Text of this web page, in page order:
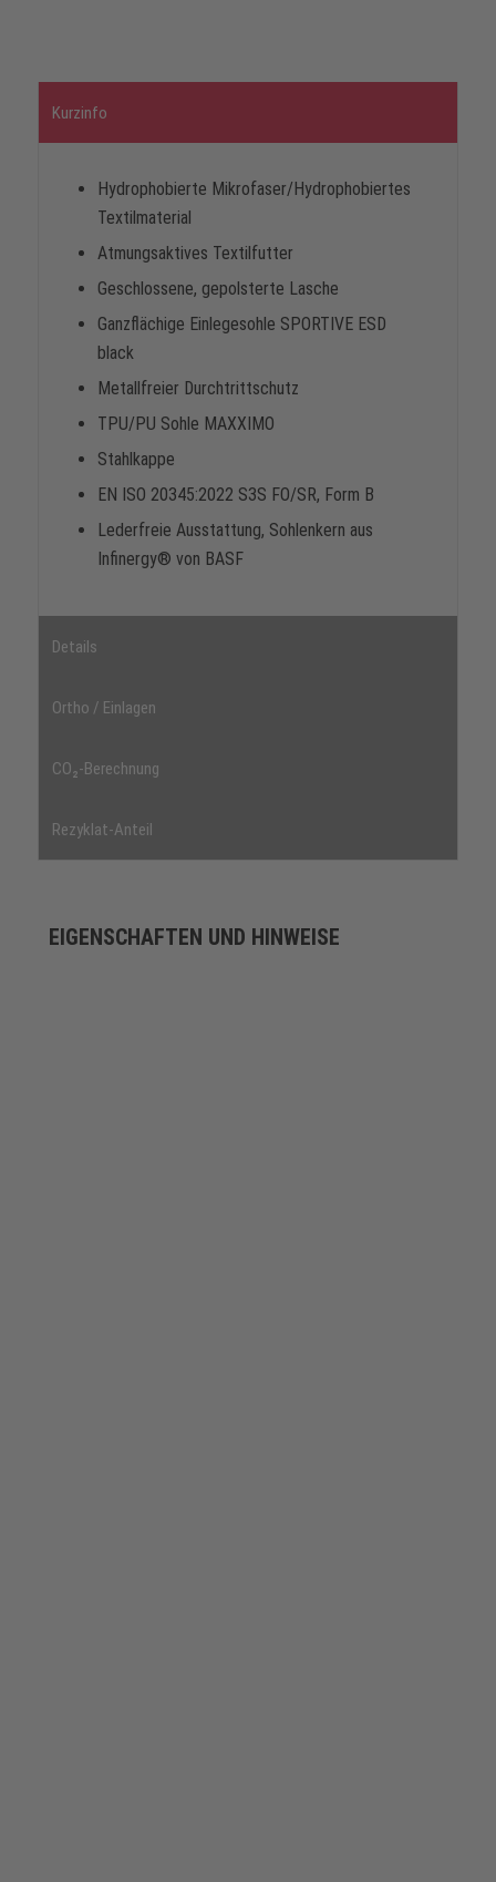
Kurzinfo
Hydrophobierte Mikrofaser/Hydrophobiertes
Textilmaterial
Atmungsaktives Textilfutter
Geschlossene, gepolsterte Lasche
Ganzflächige Einlegesohle SPORTIVE ESD
black
Metallfreier Durchtrittschutz
TPU/PU Sohle MAXXIMO
Stahlkappe
EN ISO 20345:2022 S3S FO/SR, Form B
Lederfreie Ausstattung, Sohlenkern aus
Infinergy® von BASF
Details
Ortho / Einlagen
CO₂-Berechnung
Rezyklat-Anteil
EIGENSCHAFTEN UND HINWEISE